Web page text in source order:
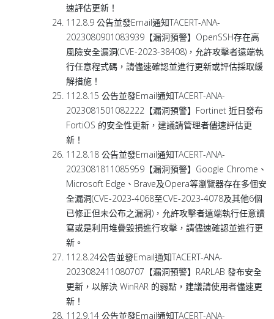
速評估更新！
112.8.9 公告並發Email通知TACERT-ANA-
2023080901083939【漏洞預警】OpenSSH存在高
風險安全漏洞(CVE-2023-38408)，允許攻擊者遠端執
行任意程式碼，請儘速確認並進行更新或評估採取緩
解措施！
112.8.15 公告並發Email通知TACERT-ANA-
2023081501082222【漏洞預警】Fortinet 近日發布
FortiOS 的安全性更新，建議請管理者儘速評估更
新！
112.8.18 公告並發Email通知TACERT-ANA-
2023081811085959【漏洞預警】Google Chrome、
Microsoft Edge、Brave及Opera等瀏覽器存在多個安
全漏洞(CVE-2023-4068至CVE-2023-4078及其他6個
已修正但未公布之漏洞)，允許攻擊者遠端執行任意讀
寫或是利用堆疊毀損進行攻擊，請儘速確認並進行更
新。
112.8.24公告並發Email通知TACERT-ANA-
2023082411080707【漏洞預警】RARLAB 發布安全
更新，以解決 WinRAR 的弱點，建議請使用者儘速更
新！
112.9.14 公告並發Email通知TACERT-ANA-